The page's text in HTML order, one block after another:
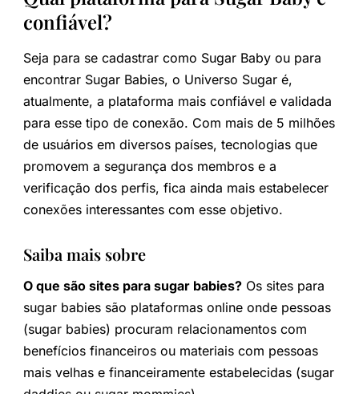
confiável?
Seja para se cadastrar como Sugar Baby ou para
encontrar Sugar Babies, o Universo Sugar é,
atualmente, a plataforma mais confiável e validada
para esse tipo de conexão. Com mais de 5 milhões
de usuários em diversos países, tecnologias que
promovem a segurança dos membros e a
verificação dos perfis, fica ainda mais estabelecer
conexões interessantes com esse objetivo.
Saiba mais sobre
O que são sites para sugar babies?Os sites para
sugar babies são plataformas online onde pessoas
(sugar babies) procuram relacionamentos com
benefícios financeiros ou materiais com pessoas
mais velhas e financeiramente estabelecidas (sugar